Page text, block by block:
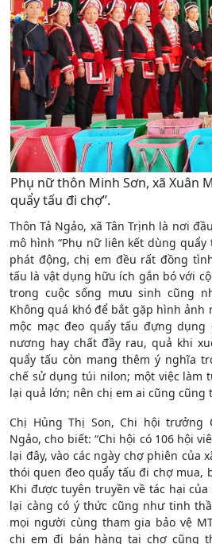
Phụ nữ thôn Minh Sơn, xã Xuân
quẩy tấu đi chợ”.
Thôn Tả Ngảo, xã Tân Trịnh là nơi
mô hình “Phụ nữ liên kết dùng quẩy
phát động, chị em đều rất đồng
tấu là vật dụng hữu ích gắn bó với
trong cuộc sống mưu sinh cũng
Không quá khó để bắt gặp hình ảnh
mộc mạc đeo quẩy tấu đựng
nương hay chất đầy rau, quả khi
quẩy tấu còn mang thêm ý nghĩa
chế sử dụng túi nilon; một việc làm
lại quả lớn; nên chị em ai cũng cũng
Chị Hủng Thị Son, Chi hội
Ngảo, cho biết: “Chi hội có 106 hội
lại đây, vào các ngày chợ phiên của
thói quen đeo quẩy tấu đi chợ mua,
Khi được tuyên truyền về tác hại
lại càng có ý thức cũng như tinh
mọi người cùng tham gia bảo vệ
chị em đi bán hàng tại chợ cũng